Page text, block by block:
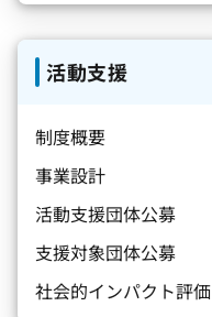
活動支援
制度概要
事業設計
活動支援団体公募
支援対象団体公募
社会的インパクト評価